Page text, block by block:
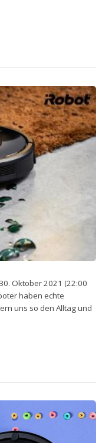
Oktober 2021 (22:00
haben echte
uns so den Alltag und